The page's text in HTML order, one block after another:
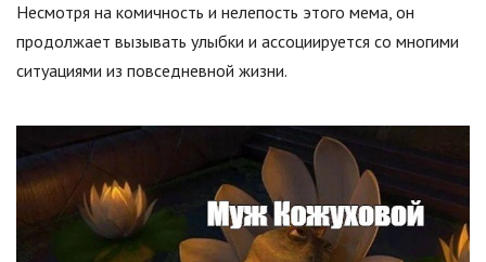
Несмотря на комичность и нелепость этого мема, он
продолжает вызывать улыбки и ассоциируется со многими
ситуациями из повседневной жизни.